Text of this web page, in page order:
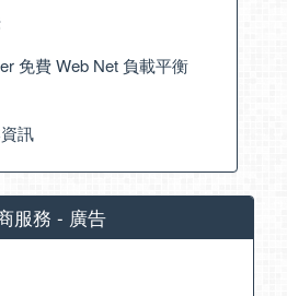
免費 Web Net 負載平衡
訊
服務 - 廣告